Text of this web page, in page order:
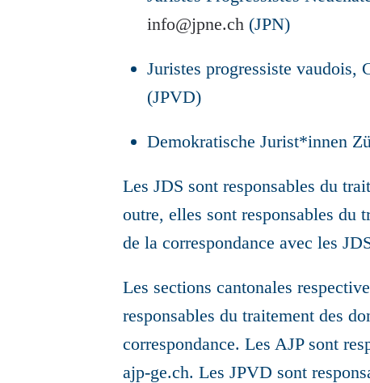
info@jpne.ch (JPN)
Juristes progressiste vaudois,
(JPVD)
Demokratische Jurist*innen
Les JDS sont responsables du
outre, elles sont responsables du
de la correspondance avec les
Les sections cantonales
responsables du traitement des
correspondance. Les AJP sont
ajp-ge.ch. Les JPVD sont